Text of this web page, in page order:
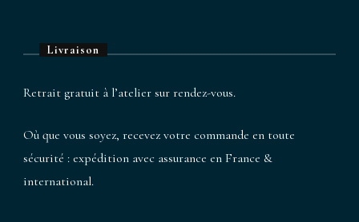
Livraison
Retrait gratuit à l’atelier sur rendez-vous.
Où que vous soyez, recevez votre commande en toute
sécurité : expédition avec assurance en France &
international.